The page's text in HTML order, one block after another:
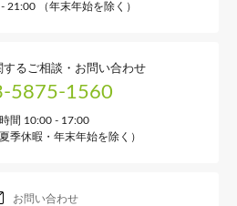
21:00 （年末年始を除く）
するご相談・お問い合わせ
5875-1560
間 10:00 - 17:00
季休暇・年末年始を除く）
お問い合わせ